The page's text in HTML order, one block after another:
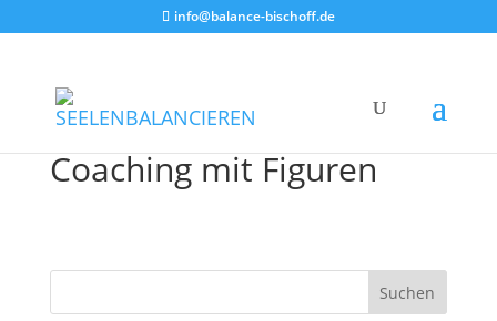
info@balance-bischoff.de
Coaching mit Figuren